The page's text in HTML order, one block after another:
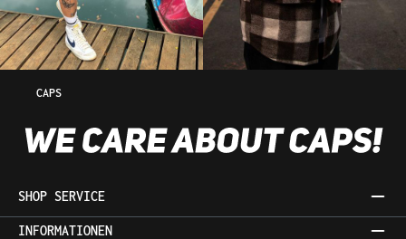
CAPS
SHOP SERVICE
INFORMATIONEN